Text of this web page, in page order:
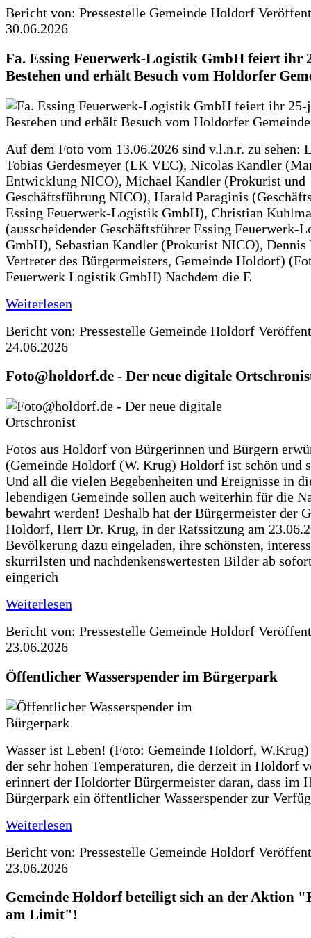
Bericht von: Pressestelle Gemeinde Holdorf
30.06.2026
Fa. Essing Feuerwerk-Logistik GmbH feiert ihr
Bestehen und erhält Besuch vom Holdorfer
Auf dem Foto vom 13.06.2026 sind v.l.n.r. zu sehen:
Tobias Gerdesmeyer (LK VEC), Nicolas Kandler
Entwicklung NICO), Michael Kandler (Prokurist und
Geschäftsführung NICO), Harald Paraginis
Essing Feuerwerk-Logistik GmbH), Christian
(ausscheidender Geschäftsführer Essing Feuerwerk-
GmbH), Sebastian Kandler (Prokurist NICO),
Vertreter des Bürgermeisters, Gemeinde Holdorf)
Feuerwerk Logistik GmbH) Nachdem die E
Weiterlesen
Bericht von: Pressestelle Gemeinde Holdorf
24.06.2026
Foto@holdorf.de - Der neue digitale
Fotos aus Holdorf von Bürgerinnen und Bürgern
(Gemeinde Holdorf (W. Krug) Holdorf ist schön und
Und all die vielen Begebenheiten und Ereignisse in
lebendigen Gemeinde sollen auch weiterhin für die
bewahrt werden! Deshalb hat der Bürgermeister der
Holdorf, Herr Dr. Krug, in der Ratssitzung am
Bevölkerung dazu eingeladen, ihre schönsten,
skurrilsten und nachdenkenswertesten Bilder ab
eingerich
Weiterlesen
Bericht von: Pressestelle Gemeinde Holdorf
23.06.2026
Öffentlicher Wasserspender im Bürgerpark
Wasser ist Leben! (Foto: Gemeinde Holdorf,
der sehr hohen Temperaturen, die derzeit in Holdorf
erinnert der Holdorfer Bürgermeister daran, dass im
Bürgerpark ein öffentlicher Wasserspender zur
Weiterlesen
Bericht von: Pressestelle Gemeinde Holdorf
23.06.2026
Gemeinde Holdorf beteiligt sich an der Aktion
am Limit"!